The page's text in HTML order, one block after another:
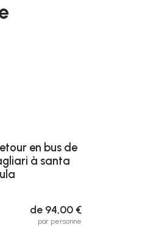
en bus de
à santa
de 94,00 €
par personne